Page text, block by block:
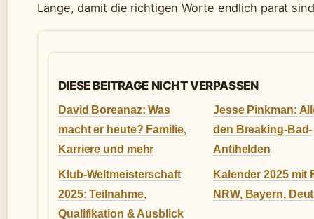
Länge, damit die richtigen Worte endlich parat
DIESE BEITRAGE NICHT VERPASSEN
David Boreanaz: Was
macht er heute? Familie,
Karriere und mehr
Jesse Pinkman:
den Breaking-Bad-
Antihelden
Klub-Weltmeisterschaft
2025: Teilnahme,
Qualifikation & Ausblick
Kalender 2025 mit
NRW, Bayern,